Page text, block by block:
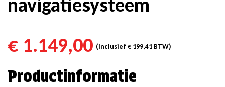
navigatiesysteem
€ 1.149,00 (Inclusief € 199,41 BTW)
Productinformatie